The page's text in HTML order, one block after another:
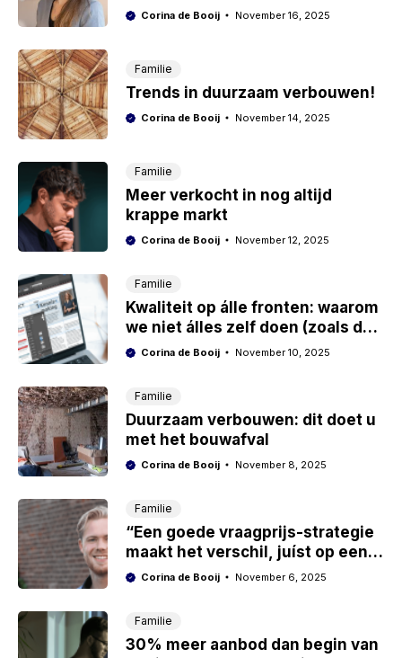
Corina de Booij November 16, 2025
Familie
Trends in duurzaam verbouwen!
Corina de Booij November 14, 2025
Familie
Meer verkocht in nog altijd
krappe markt
Corina de Booij November 12, 2025
Familie
Kwaliteit op álle fronten: waarom
we niet álles zelf doen (zoals de
communicatie)
Corina de Booij November 10, 2025
Familie
Duurzaam verbouwen: dit doet u
met het bouwafval
Corina de Booij November 8, 2025
Familie
“Een goede vraagprijs-strategie
maakt het verschil, juíst op een
oververhitte markt!”
Corina de Booij November 6, 2025
Familie
30% meer aanbod dan begin van